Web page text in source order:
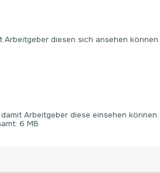
diesen sich ansehen können.
Arbeitgeber diese einsehen können.
6 MB